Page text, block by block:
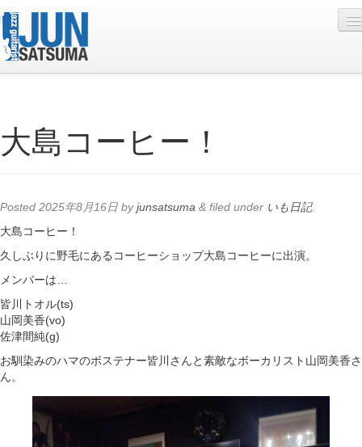
Live Schedule
Photo
Contact
Online Lesson
大島コーヒー！
Posted 2025年8月16日 byjunsatsuma & filed under いも日記.
大島コーヒー！
久しぶりに野毛にあるコーヒーショップ大島コーヒーに出演。
メンバーは…
皆川トオル(ts)
山岡美香(vo)
佐津間純(g)
お馴染みのハマのボステナー皆川さんと素敵なボーカリスト山岡美香さ
ん。